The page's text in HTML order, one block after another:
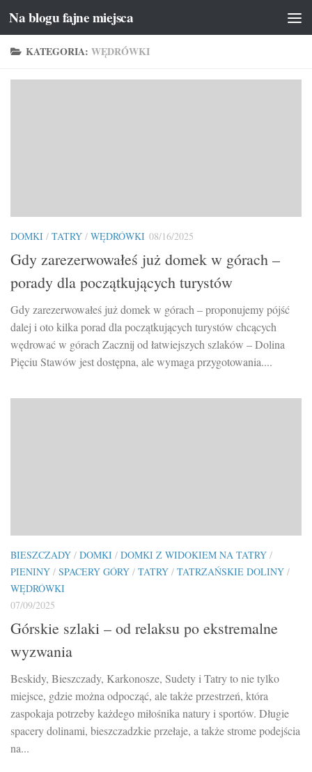
Przeskocz do treści
Na blogu fajne miejsca
KATEGORIA: WĘDRÓWKI
DOMKI / TATRY / WĘDRÓWKI 08/16/2025
Gdy zarezerwowałeś już domek w górach –
porady dla początkujących turystów
Gdy zarezerwowałeś już domek w górach – proponujemy pójść
dalej i oto kilka porad dla początkujących turystów chcących
wędrować w górach Zacznij od łatwiejszych szlaków – Dolina
Pięciu Stawów jest dostępna, ale wymaga przygotowania....
BIESZCZADY / DOMKI / DOMKI Z WIDOKIEM NA TATRY /
PIENINY / SPACERY GÓRY / TATRY / TATRZAŃSKIE DOLINY /
WĘDRÓWKI
07/09/2025
Górskie szlaki – od relaksu po ekstremalne
wyzwania
Beskidy, Bieszczady, Karkonosze, Sudety i Tatry to nie tylko
miejsce, gdzie można odpocząć, ale także przestrzeń, która
zaspokaja potrzeby każdego miłośnika natury i sportów. Długie
spacery dolinami, bieszczadzkie przełaje, a także strome podejścia
na...